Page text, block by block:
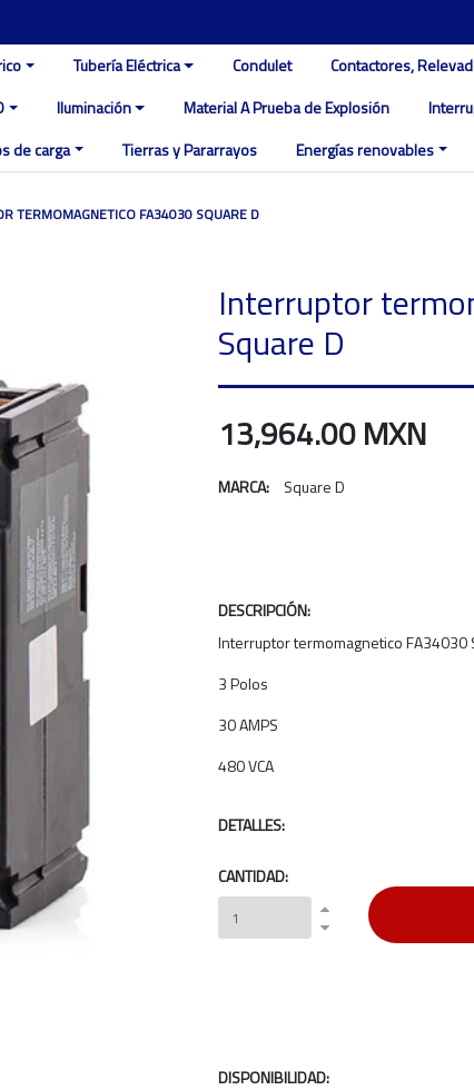
Tubería Eléctrica Condulet
Contactores,
Iluminación Material A Prueba de Explosión
de carga Tierras y Pararrayos Energías renovables
TERMOMAGNETICO FA34030 SQUARE D
Interruptor
Square D
13,964.00 MXN
MARCA: Square D
DESCRIPCIÓN:
Interruptor termomagnetico FA34030
3 Polos
30 AMPS
480 VCA
DETALLES:
CANTIDAD:
DISPONIBILIDAD: